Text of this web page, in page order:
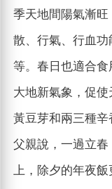
季天地間陽氣漸
散、行氣、行血
等。春日也適合
大地新氣象，促
黃豆芽和兩三種辛
父親說，一過立
上，除夕的年夜